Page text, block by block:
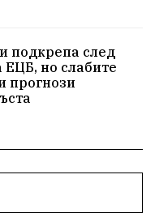
Акция
подкрепа след
но слабите
прогнози